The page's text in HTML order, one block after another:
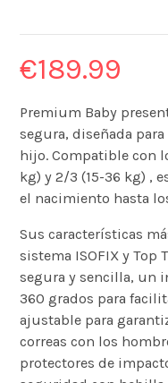
€189.99
Premium Baby
segura, diseñada
hijo.Compatible con
kg)y 2/3 (15-36 kg) ,
el nacimiento hasta
Sus características
sistema ISOFIX y Top
segura y sencilla, un
360 grados para
ajustable para
correas con los
protectores de